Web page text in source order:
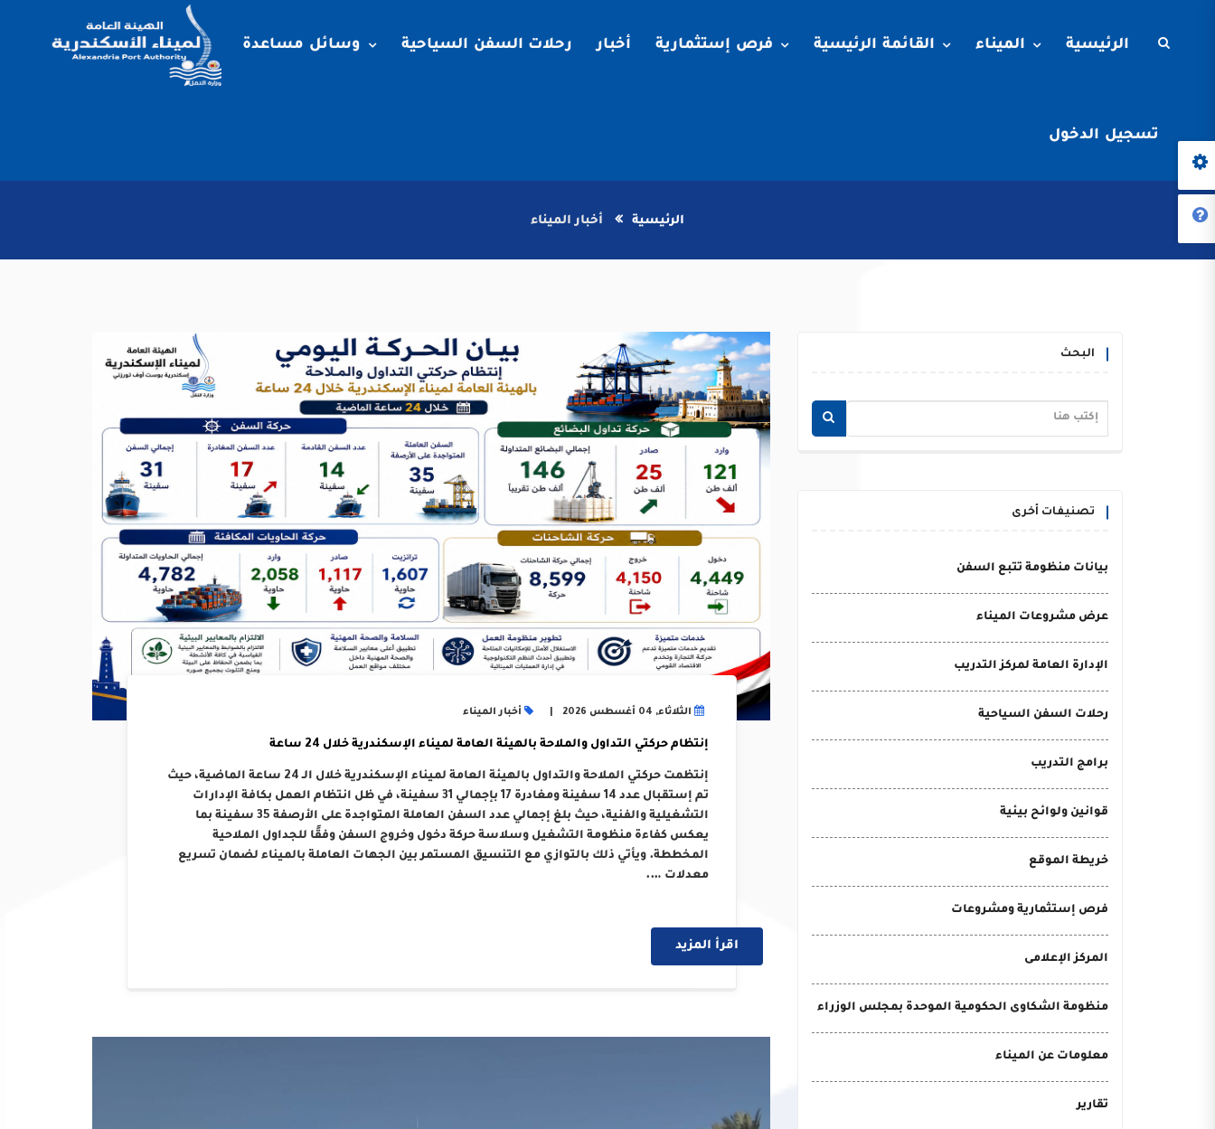
الرئيسية الميناء القائمة الرئيسية فرص إستثمارية أخبار رحلات السفن السياحية وسائل مساعدة
تسجيل الدخول
الرئيسية أخبار الميناء
البحث
تصنيفات أخرى
بيانات منظومة تتبع السفن
عرض مشروعات الميناء
الإدارة العامة لمركز التدريب
رحلات السفن السياحية
برامج التدريب
قوانين ولوائح بيئية
خريطة الموقع
فرص إستثمارية ومشروعات
المركز الإعلامى
منظومة الشكاوى الحكومية الموحدة بمجلس الوزراء
معلومات عن الميناء
تقارير
الثلاثاء, 04 أغسطس 2026 أخبار الميناء
إنتظام حركتي التداول والملاحة بالهيئة العامة لميناء الإسكندرية خلال 24 ساعة
إنتظمت حركتي الملاحة والتداول بالهيئة العامة لميناء الإسكندرية خلال الـ 24 ساعة الماضية، حيث
تم إستقبال عدد 14 سفينة ومغادرة 17 بإجمالي 31 سفينة، في ظل انتظام العمل بكافة الإدارات
التشغيلية والفنية، حيث بلغ إجمالي عدد السفن العاملة المتواجدة على الأرصفة 35 سفينة بما
يعكس كفاءة منظومة التشغيل وسلاسة حركة دخول وخروج السفن وفقًا للجداول الملاحية
المخططة. ويأتي ذلك بالتوازي مع التنسيق المستمر بين الجهات العاملة بالميناء لضمان تسريع
معدلات ….
اقرأ المزيد